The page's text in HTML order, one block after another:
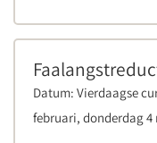
Datum: Vierdaagse
februari, donderdag 4